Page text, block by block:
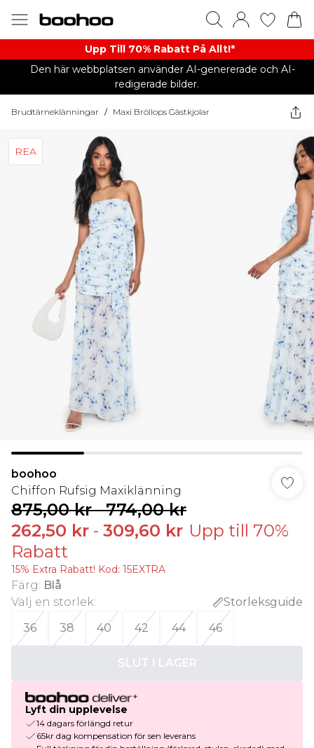
Upp Till 70% Rabatt På Allt!*
Den här webbplatsen använder AI-genererade och AI-
redigerade bilder.
Brudtärneklänningar / Maxi Bröllops Gästkjolar
REA
boohoo
Chiffon Rufsig Maxiklänning
875,00 kr-774,00 kr
262,50 kr - 309,60 kr Upp till 70%
Rabatt
15% Extra Rabatt! Kod: 15EXTRA
Färg: Blå
Välj en storlek:
Storleksguide
36
38 40 42 44 46
SLUT I LAGER
Lyft din upplevelse
14 dagars förlängd retur
65kr dag kompensation för sen leverans